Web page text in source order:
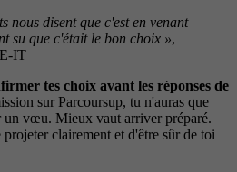
nous disent que c'est en venant
su que c'était le bon choix »,
IT
tes choix avant les réponses de
sur Parcoursup, tu n'auras que
un vœu. Mieux vaut arriver préparé.
clairement et d'être sûr de toi